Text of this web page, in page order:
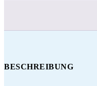
BESCHREIBUNG